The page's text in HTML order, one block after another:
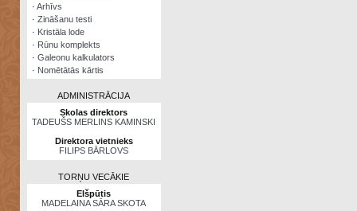
· Arhīvs
· Zināšanu testi
· Kristāla lode
· Rūnu komplekts
· Galeonu kalkulators
· Nomētātās kārtis
ADMINISTRĀCIJA
Skolas direktors
TADEUŠS MERLINS KAMINSKI
Direktora vietnieks
FILIPS BĀRLOVS
TORŅU VECĀKIE
Elšpūtis
MADELAINA SĀRA SKOTA